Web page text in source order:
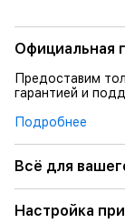
Официальная
Предоставим
гарантией и
Подробнее
Всё для
Настройка